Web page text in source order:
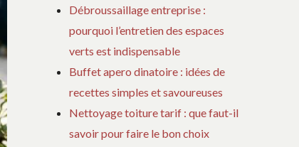
Débroussaillage entreprise :
pourquoi l’entretien des espaces
verts est indispensable
Buffet apero dinatoire : idées de
recettes simples et savoureuses
Nettoyage toiture tarif : que faut-il
savoir pour faire le bon choix